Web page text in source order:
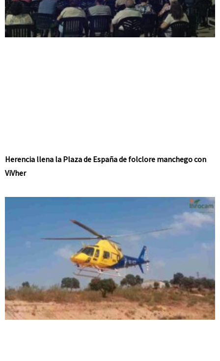
Herencia llena la Plaza de España de folclore manchego con
ViVher